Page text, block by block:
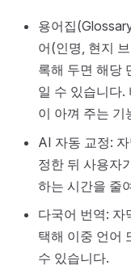
용어집
어(인명, 현지
록해 두면 해당
일 수 있습니다.
이 아껴 주는 기
AI 자동 교정:
정한 뒤 사용자
하는 시간을 줄
다국어 번역: 자
택해 이중 언어
수 있습니다.